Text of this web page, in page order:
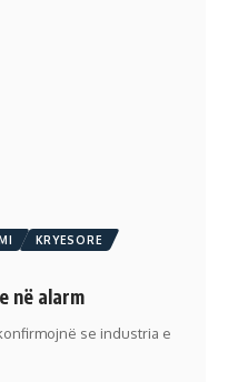
KRYESORE
në alarm
se industria e